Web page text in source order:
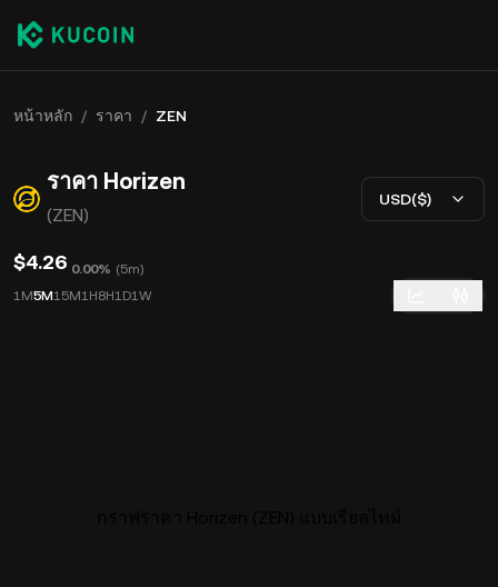
หน้าหลัก / ราคา / ZEN
ราคา Horizen
(ZEN)
USD($)
$4.26 0.00% (5m)
1M5M15M1H8H1D1W